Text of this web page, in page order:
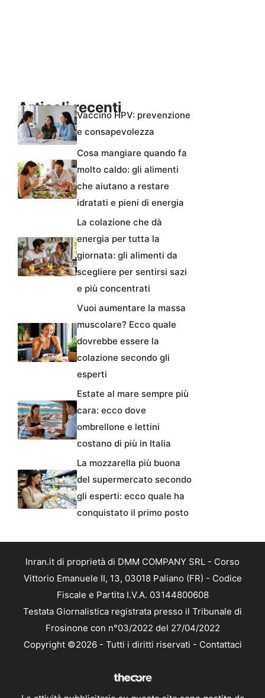
Articoli recentiVaccino HPV: prevenzione
e consapevolezza
Cosa mangiare quando fa
molto caldo: gli alimenti
che aiutano a restare
idratati e pieni di energia
La colazione che dà
energia per tutta la
giornata: gli alimenti da
scegliere per sentirsi sazi
e più concentrati
Vuoi aumentare la massa
muscolare? Ecco quale
dovrebbe essere la
colazione secondo gli
esperti
Estate al mare sempre più
cara: ecco dove
ombrellone e lettini
costano di più in Italia
La mozzarella più buona
del supermercato secondo
gli esperti: ecco quale ha
conquistato il primo posto
Inran.it di proprietà di DMM COMPANY SRL - Corso
Vittorio Emanuele II, 13, 03018 Paliano (FR) - Codice
Fiscale e Partita I.V.A. 03144800608
Testata Giornalistica registrata presso il Tribunale di
Frosinone con n°03/2022 del 27/04/2022
Copyright ©2026 - Tutti i diritti riservati - Contattaci